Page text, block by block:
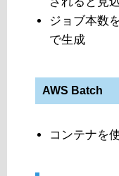
ジョブ本数
で生成
AWS Batch
コンテナを